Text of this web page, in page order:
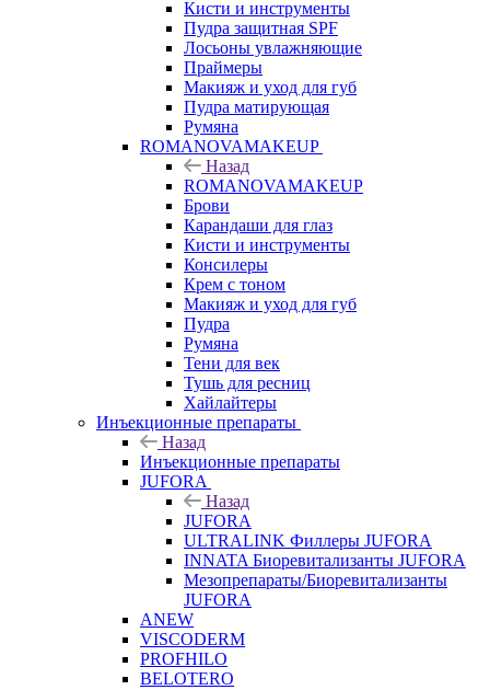
Кисти и инструменты
Пудра защитная SPF
Лосьоны увлажняющие
Праймеры
Макияж и уход для губ
Пудра матирующая
Румяна
ROMANOVAMAKEUP
Назад
ROMANOVAMAKEUP
Брови
Карандаши для глаз
Кисти и инструменты
Консилеры
Крем с тоном
Макияж и уход для губ
Пудра
Румяна
Тени для век
Тушь для ресниц
Хайлайтеры
Инъекционные препараты
Назад
Инъекционные препараты
JUFORA
Назад
JUFORA
ULTRALINK Филлеры JUFORA
INNATA Биоревитализанты JUFORA
Мезопрепараты/Биоревитализанты
JUFORA
ANEW
VISCODERM
PROFHILO
BELOTERO